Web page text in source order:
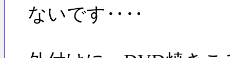
ないです‥‥